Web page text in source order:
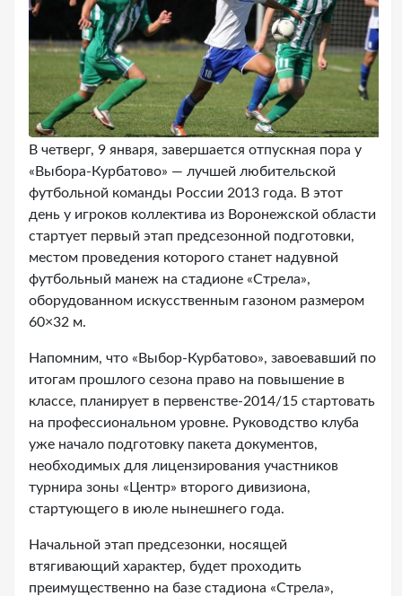
В четверг, 9 января, завершается отпускная пора у
«Выбора-Курбатово» — лучшей любительской
футбольной команды России 2013 года. В этот
день у игроков коллектива из Воронежской области
стартует первый этап предсезонной подготовки,
местом проведения которого станет надувной
футбольный манеж на стадионе «Стрела»,
оборудованном искусственным газоном размером
60×32 м.
Напомним, что «Выбор-Курбатово», завоевавший по
итогам прошлого сезона право на повышение в
классе, планирует в первенстве-2014/15 стартовать
на профессиональном уровне. Руководство клуба
уже начало подготовку пакета документов,
необходимых для лицензирования участников
турнира зоны «Центр» второго дивизиона,
стартующего в июле нынешнего года.
Начальной этап предсезонки, носящей
втягивающий характер, будет проходить
преимущественно на базе стадиона «Стрела»,